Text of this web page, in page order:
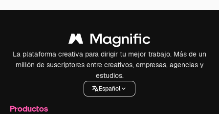
La plataforma creativa para dirigir tu mejor trabajo. Más de un
millón de suscriptores entre creativos, empresas, agencias y
estudios.
Español
Productos